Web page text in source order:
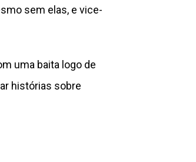
sem elas, e vice-
uma baita logo de
histórias sobre